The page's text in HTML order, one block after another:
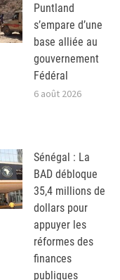
Puntland
s’empare d’une
base alliée au
gouvernement
Fédéral
6 août 2026
Sénégal : La
BAD débloque
35,4 millions de
dollars pour
appuyer les
réformes des
finances
publiques